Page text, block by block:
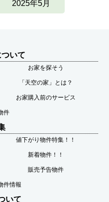
2025年5月
いて
お家を探そう
「天空の家」とは？
お家購入前のサービス
件
値下がり物件特集！！
新着物件！！
販売予告物件
件情報
いて